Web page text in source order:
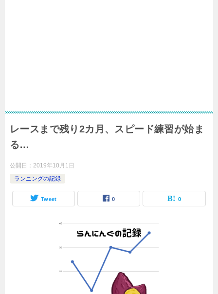
レースまで残り2カ月、スピード練習が始ま
る…
公開日： 2019年10月1日
ランニングの記録
Tweet 0 0